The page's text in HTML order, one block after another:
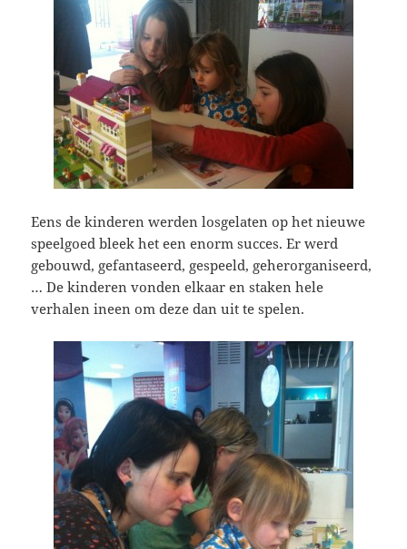
Eens de kinderen werden losgelaten op het nieuwe
speelgoed bleek het een enorm succes. Er werd
gebouwd, gefantaseerd, gespeeld, geherorganiseerd,
… De kinderen vonden elkaar en staken hele
verhalen ineen om deze dan uit te spelen.